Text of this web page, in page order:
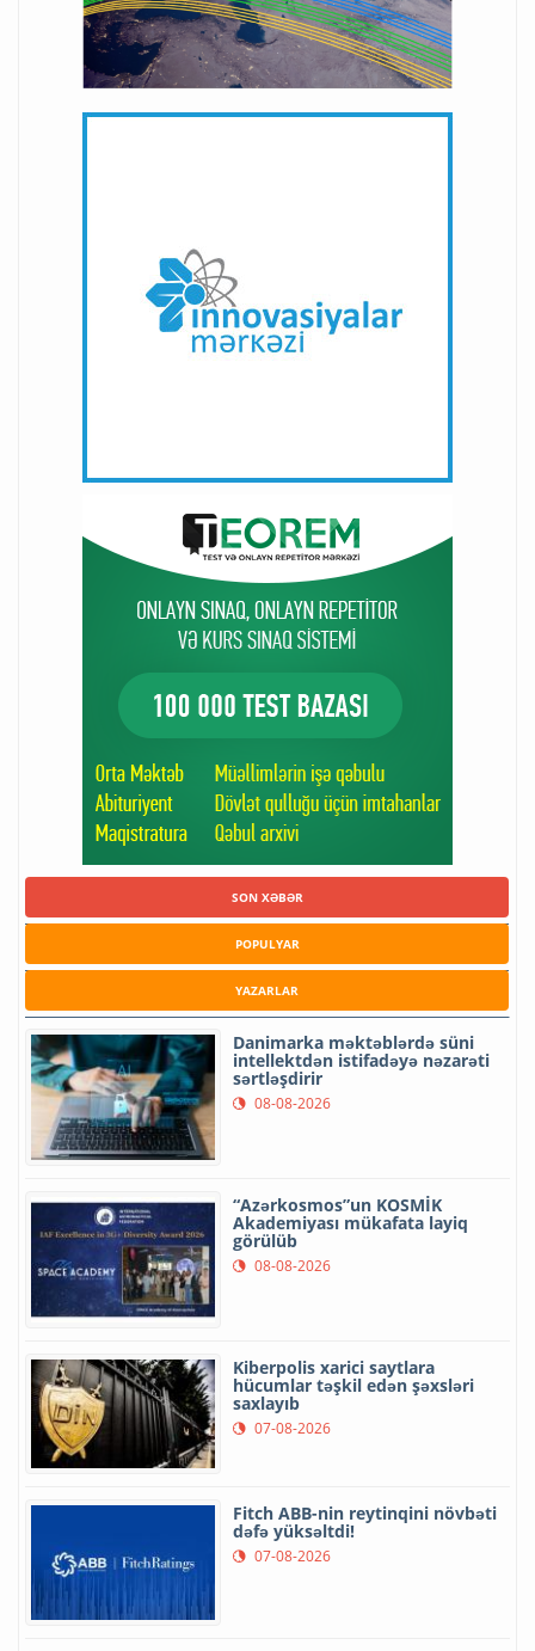
SON XƏBƏR
POPULYAR
YAZARLAR
Danimarka məktəblərdə süni
intellektdən istifadəyə nəzarəti
sərtləşdirir
08-08-2026
“Azərkosmos”un KOSMİK
Akademiyası mükafata layiq
görülüb
08-08-2026
Kiberpolis xarici saytlara
hücumlar təşkil edən şəxsləri
saxlayıb
07-08-2026
Fitch ABB-nin reytinqini növbəti
dəfə yüksəltdi!
07-08-2026